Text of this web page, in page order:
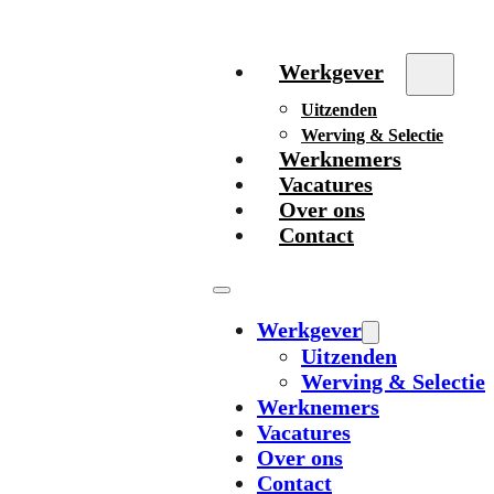
Werkgever
Uitzenden
Werving & Selectie
Werknemers
Vacatures
Over ons
Contact
Werkgever
Uitzenden
Werving & Selectie
Werknemers
Vacatures
Over ons
Contact